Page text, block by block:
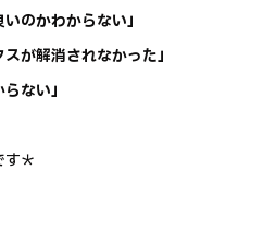
のかわからない」
が解消されなかった」
ない」
＊